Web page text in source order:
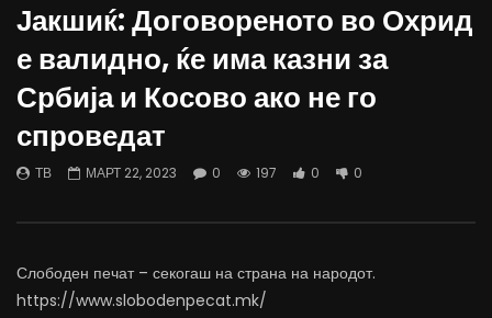
Борисовас: Заслугите и геополитиката
да бидат одлучувачки за
Балкан
ФЕВРУАРИ 14, 2025
административци не
0
Јакшиќ: Договореното во Охрид
е валидно, ќе има казни за
Србија и Косово ако не го
спроведат
ТВ МАРТ 22, 2023 0 197 0 0
Слободен печат – секогаш на страна на народот.
https://www.slobodenpecat.mk/